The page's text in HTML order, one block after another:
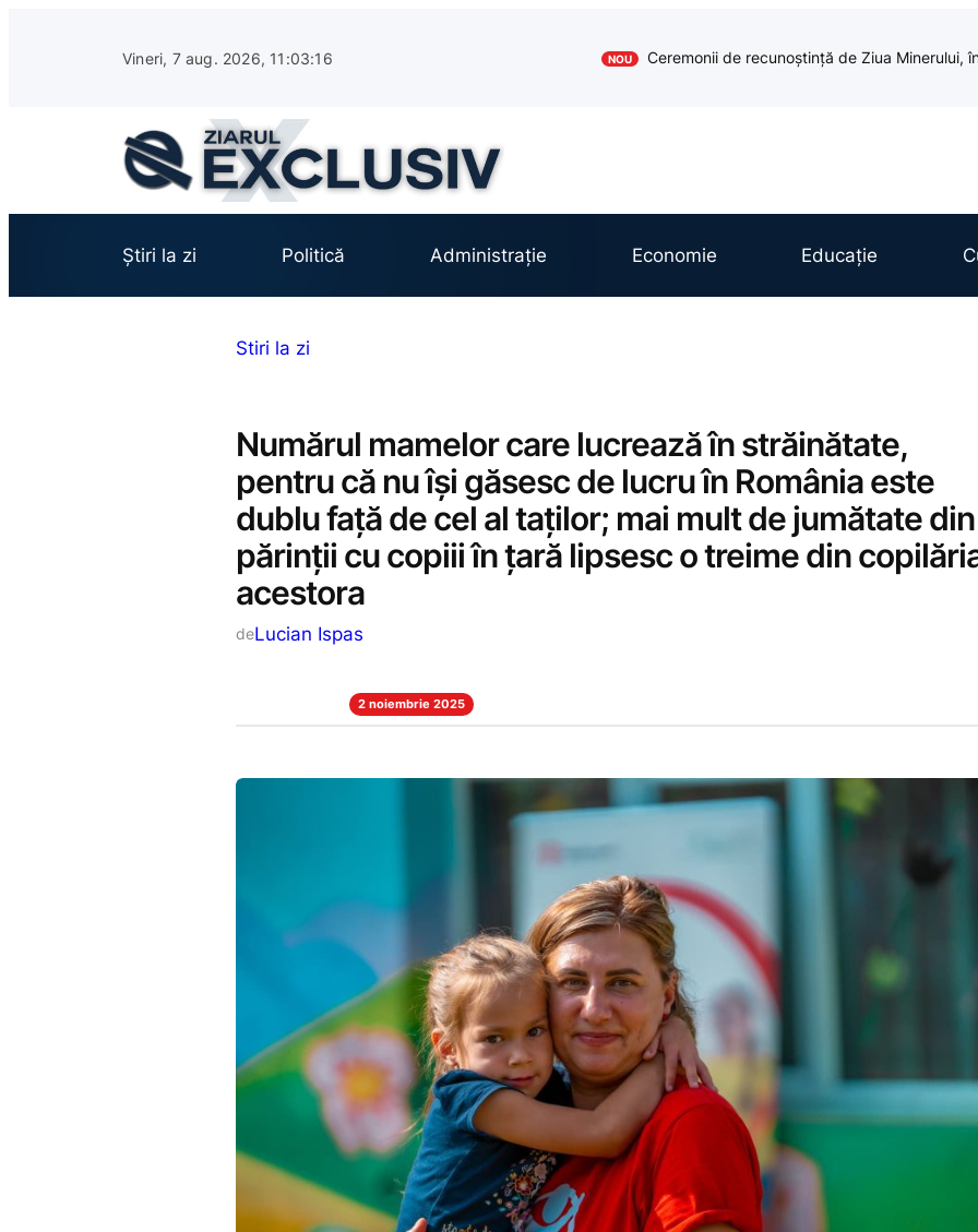
Vineri, 7 aug. 2026, 11:03:18 NOU Ceremonii de recunoștință de Ziua Minerului,
Știri la zi Politică Administrație Economie Educație
Stiri la zi
Numărul mamelor care lucrează în străinătate,
pentru că nu își găsesc de lucru în România este
dublu față de cel al taților; mai mult de jumătate din
părinții cu copiii în țară lipsesc o treime din
acestora
deLucian Ispas
2 noiembrie 2025